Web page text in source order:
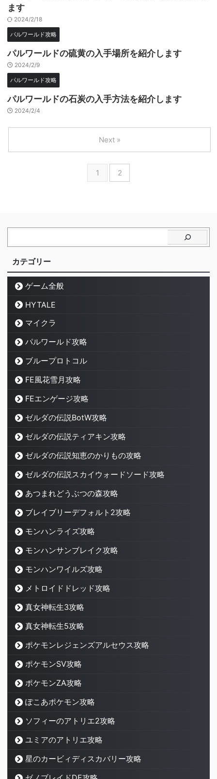
ます
2024/2/18
パルワールド攻略
パルワールドの硫黄の入手場所を紹介します
2024/2/9
パルワールド攻略
パルワールドの石炭の入手方法を紹介します
2024/2/4
1 2
Next »
カテゴリー
ゲーム全般
HYTALE
マイクラ
パルワールド攻略
ブループロトコル
FE風花雪月攻略
FEエンゲージ攻略
ゼルダの伝説BotW攻略
ゼルダの伝説ティアキン攻略
ゼルダの伝説知恵のかりもの攻略
ゼルダの伝説スカイウォードソード攻略
あつまれどうぶつの森攻略
ブレイブリーデフォルト2攻略
モンハンライズ攻略
モンハンサンブレイク攻略
モンハンワイルズ攻略
メトロイドドレッド攻略
真女神転生3攻略
真女神転生5攻略
ポケモンレジェンズアルセウス攻略
ポケモンSV攻略
ポケモンZA攻略
ぽこあポケモン攻略
ソフィーのアトリエ2攻略
ユミアのアトリエ攻略
星のカービィディスカバリー攻略